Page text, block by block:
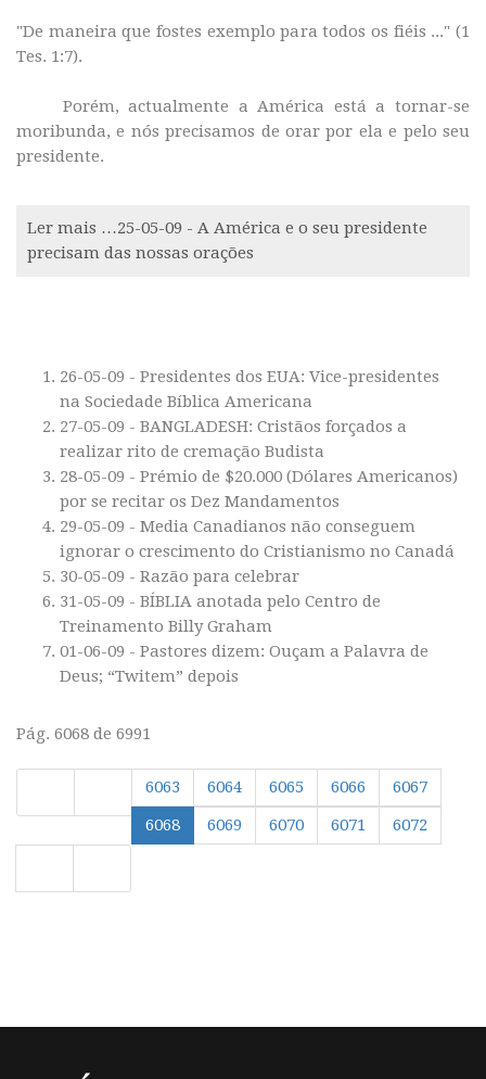
"De maneira que fostes exemplo para todos os fiéis ..." (1
Tes. 1:7).
Porém, actualmente a América está a tornar-se
moribunda, e nós precisamos de orar por ela e pelo seu
presidente.
Ler mais …25-05-09 - A América e o seu presidente
precisam das nossas orações
26-05-09 - Presidentes dos EUA: Vice-presidentes
na Sociedade Bíblica Americana
27-05-09 - BANGLADESH: Cristãos forçados a
realizar rito de cremação Budista
28-05-09 - Prémio de $20.000 (Dólares Americanos)
por se recitar os Dez Mandamentos
29-05-09 - Media Canadianos não conseguem
ignorar o crescimento do Cristianismo no Canadá
30-05-09 - Razão para celebrar
31-05-09 - BÍBLIA anotada pelo Centro de
Treinamento Billy Graham
01-06-09 - Pastores dizem: Ouçam a Palavra de
Deus; “Twitem” depois
Pág. 6068 de 6991
6063 6064 6065 6066
6067
6068
6069 6070 6071 6072